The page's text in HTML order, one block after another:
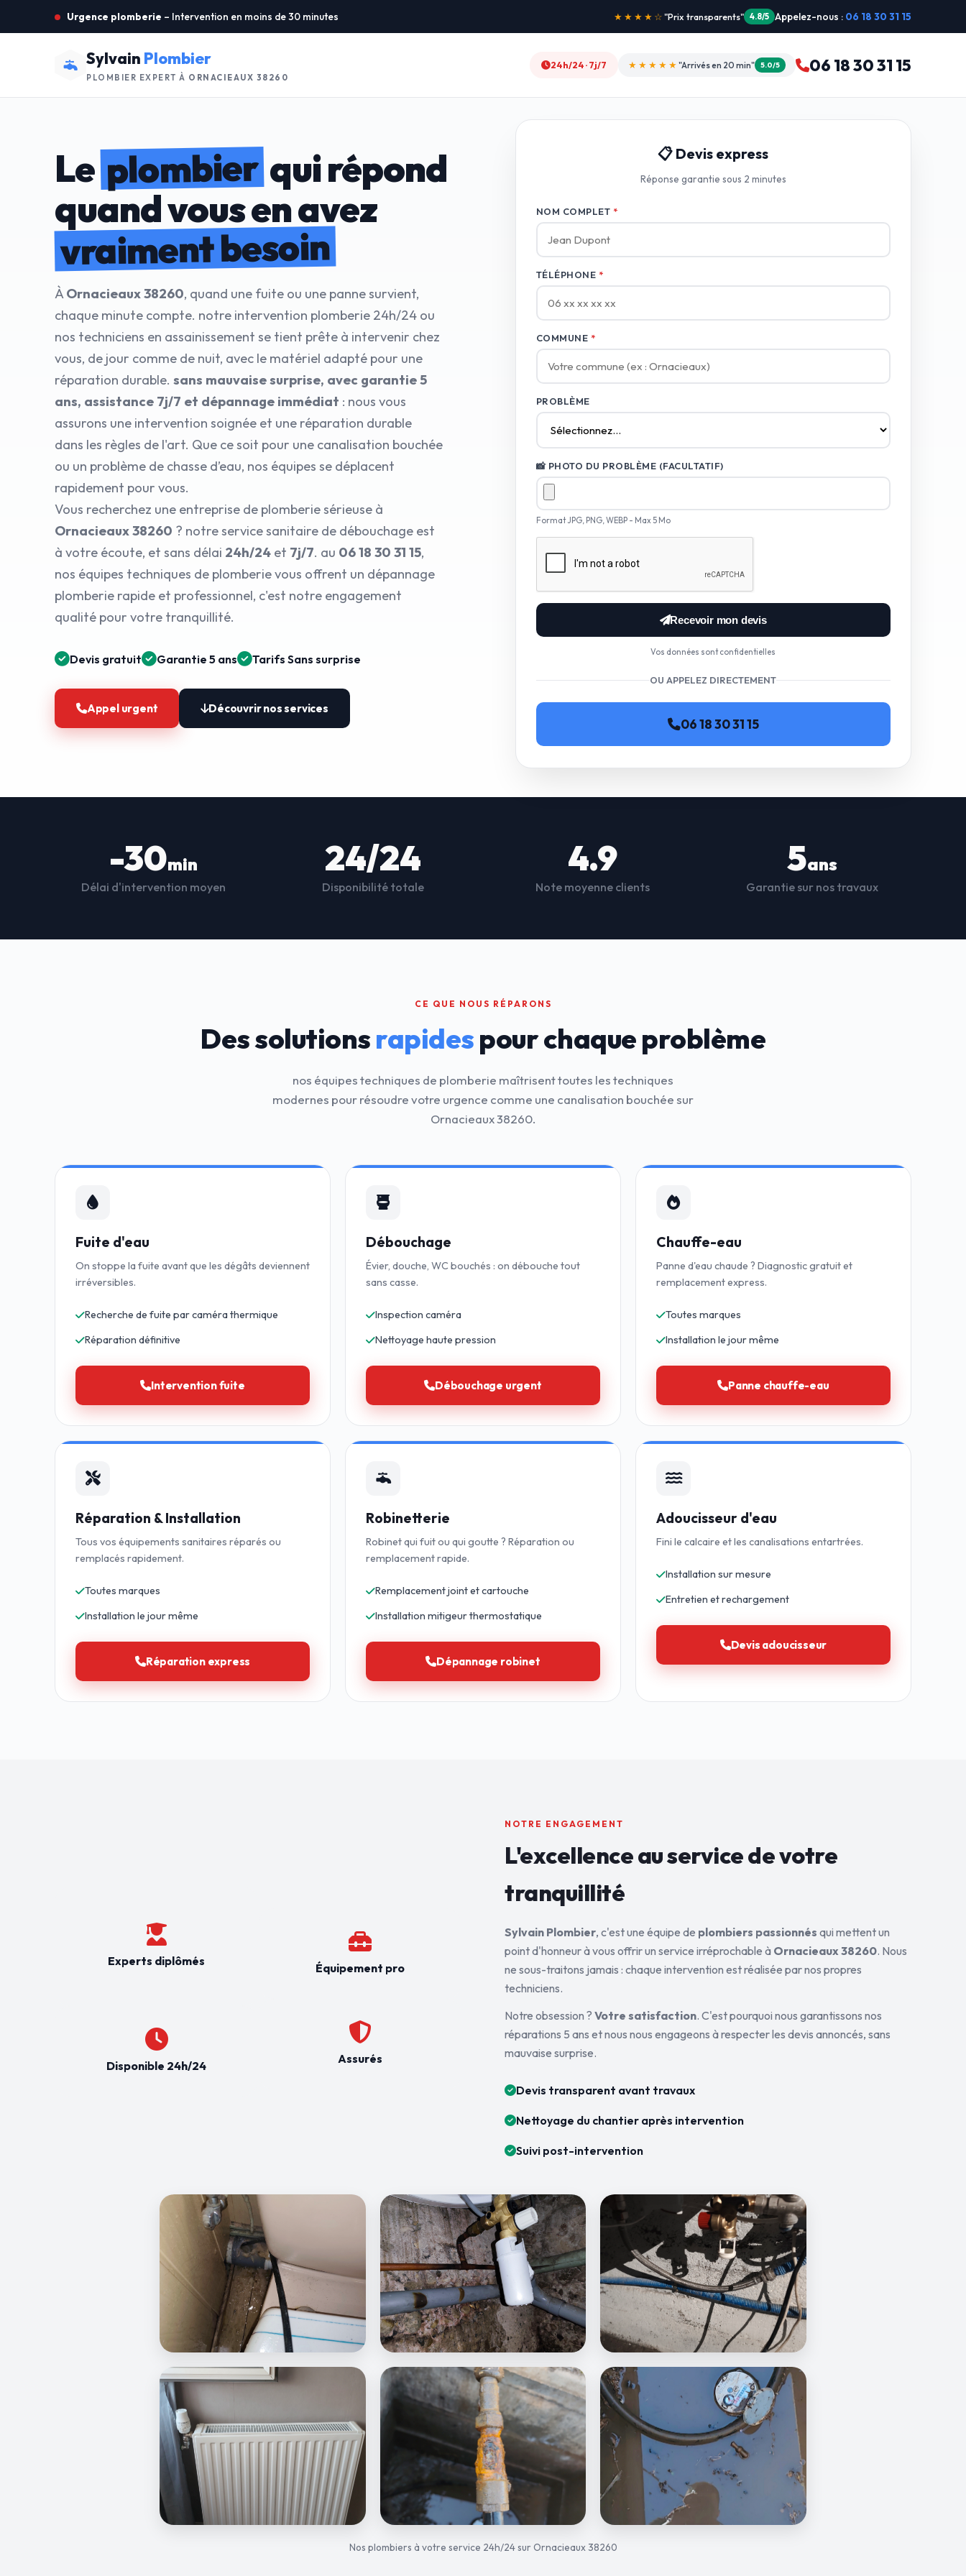
Urgence plomberie – Intervention en moins de 30 minutes ★★★★★ "Intervention dimanche" 5.0/5 Appelez-nous : 06 18 30 31 15
Sylvain Plombier
PLOMBIER EXPERT À ORNACIEAUX 38260
24h/24 · 7j/7 ★★★★★ "Arrivés en 20 min" 5.0/5 06 18 30 31 15
Leplombierqui répond
quand vous en avez
vraiment besoin
ÀOrnacieaux 38260, quand une fuite ou une panne survient,
chaque minute compte. notre intervention plomberie 24h/24 ou
nos techniciens en assainissement se tient prête à intervenir chez
vous, de jour comme de nuit, avec le matériel adapté pour une
réparation durable. sans mauvaise surprise, avec garantie 5
ans, assistance 7j/7 et dépannage immédiat : nous vous
assurons une intervention soignée et une réparation durable
dans les règles de l'art. Que ce soit pour une canalisation bouchée
ou un problème de chasse d’eau, nos équipes se déplacent
rapidement pour vous.
Vous recherchez une entreprise de plomberie sérieuse à
Ornacieaux 38260 ? notre service sanitaire de débouchage est
à votre écoute, et sans délai 24h/24 et 7j/7. au 06 18 30 31 15,
nos équipes techniques de plomberie vous offrent un dépannage
plomberie rapide et professionnel, c'est notre engagement
qualité pour votre tranquillité.
Devis gratuit Garantie 5 ans Tarifs Sans surprise
Appel urgent Découvrir nos services
📋 Devis express
Réponse garantie sous 2 minutes
NOM COMPLET *
TÉLÉPHONE *
COMMUNE *
PROBLÈME
📸 PHOTO DU PROBLÈME (FACULTATIF)
Format JPG, PNG, WEBP - Max 5 Mo
Recevoir mon devis
Vos données sont confidentielles
OU APPELEZ DIRECTEMENT
06 18 30 31 15
-30min
Délai d'intervention moyen
24/24
Disponibilité totale
4.9
Note moyenne clients
5ans
Garantie sur nos travaux
CE QUE NOUS RÉPARONS
Des solutionsrapidespour chaque problème
nos équipes techniques de plomberie maîtrisent toutes les techniques
modernes pour résoudre votre urgence comme une canalisation bouchée sur
Ornacieaux 38260.
Fuite d'eau
On stoppe la fuite avant que les dégâts deviennent
irréversibles.
Recherche de fuite par caméra thermique
Réparation définitive
Intervention fuite
Débouchage
Évier, douche, WC bouchés : on débouche tout
sans casse.
Inspection caméra
Nettoyage haute pression
Débouchage urgent
Chauffe-eau
Panne d'eau chaude ? Diagnostic gratuit et
remplacement express.
Toutes marques
Installation le jour même
Panne chauffe-eau
Réparation & Installation
Tous vos équipements sanitaires réparés ou
remplacés rapidement.
Toutes marques
Installation le jour même
Réparation express
Robinetterie
Robinet qui fuit ou qui goutte ? Réparation ou
remplacement rapide.
Remplacement joint et cartouche
Installation mitigeur thermostatique
Dépannage robinet
Adoucisseur d'eau
Fini le calcaire et les canalisations entartrées.
Installation sur mesure
Entretien et rechargement
Devis adoucisseur
Experts diplômés
Disponible 24h/24
Équipement pro
Assurés
NOTRE ENGAGEMENT
L'excellence au service devotre
tranquillité
Sylvain Plombier, c'est une équipe de plombiers passionnés qui mettent un
point d'honneur à vous offrir un service irréprochable à Ornacieaux 38260. Nous
ne sous-traitons jamais : chaque intervention est réalisée par nos propres
techniciens.
Notre obsession ? Votre satisfaction. C'est pourquoi nous garantissons nos
réparations 5 ans et nous nous engageons à respecter les devis annoncés, sans
mauvaise surprise.
Devis transparent avant travaux
Nettoyage du chantier après intervention
Suivi post-intervention
Nos plombiers à votre service 24h/24 sur Ornacieaux 38260